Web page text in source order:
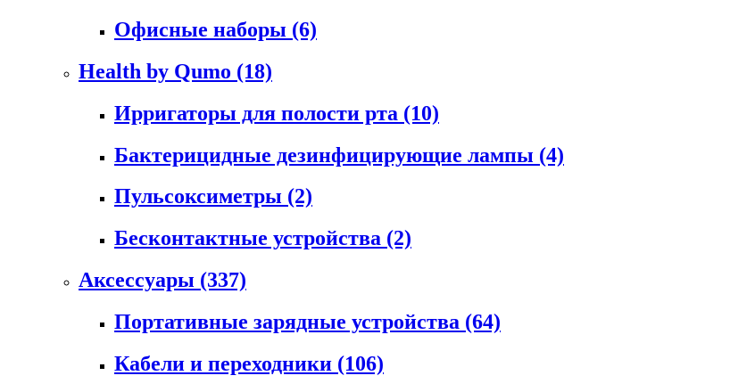
Офисные наборы (6)
Health by Qumo (18)
Ирригаторы для полости рта (10)
Бактерицидные дезинфицирующие лампы (4)
Пульсоксиметры (2)
Бесконтактные устройства (2)
Аксессуары (337)
Портативные зарядные устройства (64)
Кабели и переходники (106)